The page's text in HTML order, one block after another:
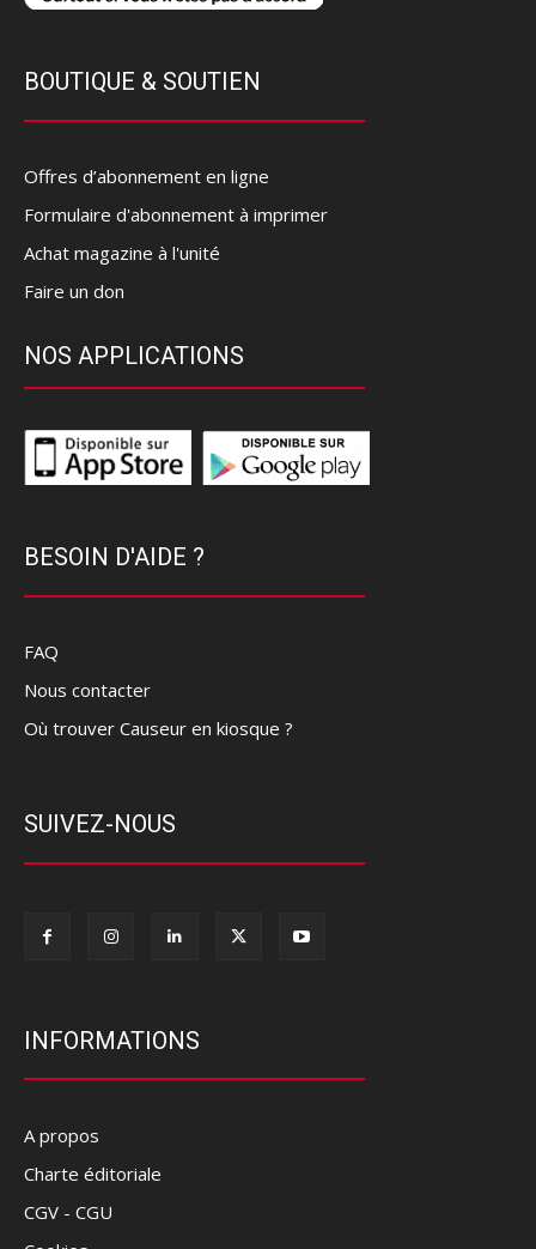
BOUTIQUE & SOUTIEN
Offres d’abonnement en ligne
Formulaire d'abonnement à imprimer
Achat magazine à l'unité
Faire un don
NOS APPLICATIONS
BESOIN D'AIDE ?
FAQ
Nous contacter
Où trouver Causeur en kiosque ?
SUIVEZ-NOUS
INFORMATIONS
A propos
Charte éditoriale
CGV - CGU